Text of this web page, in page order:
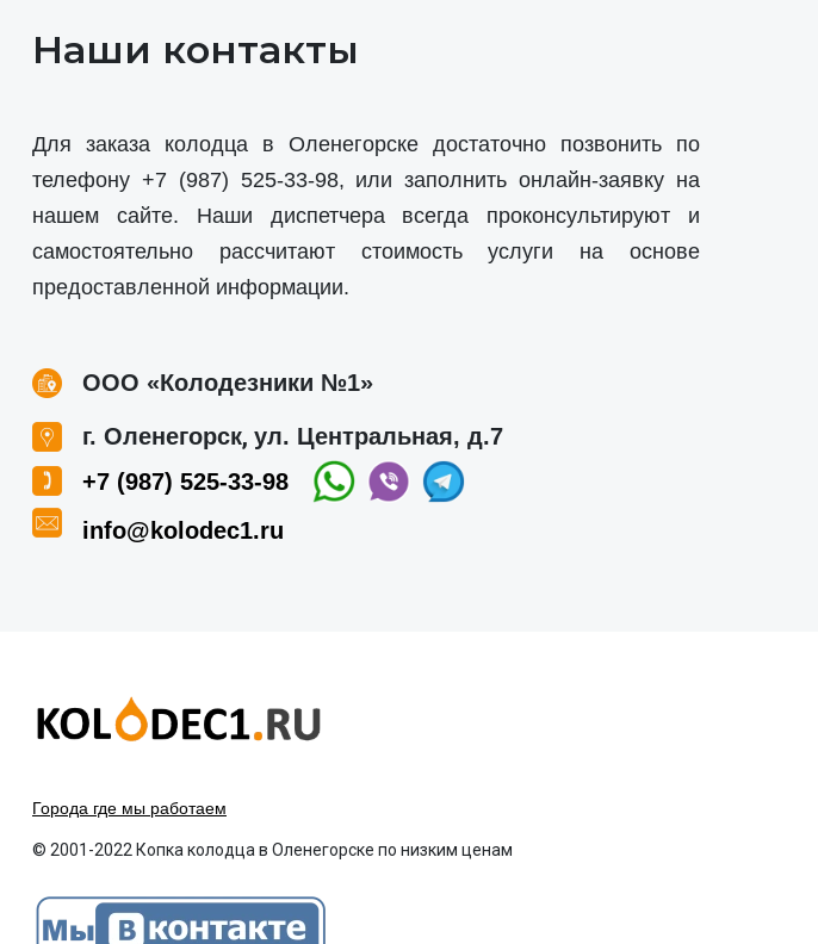
Наши контакты
Для заказа колодца в Оленегорске достаточно позвонить по
телефону +7 (987) 525-33-98, или заполнить онлайн-заявку на
нашем сайте. Наши диспетчера всегда проконсультируют и
самостоятельно рассчитают стоимость услуги на основе
предоставленной информации.
ООО «Колодезники №1»
г. Оленегорск, ул. Центральная, д.7
+7 (987) 525-33-98
info@kolodec1.ru
Города где мы работаем
© 2001-2022 Копка колодца в Оленегорске по низким ценам